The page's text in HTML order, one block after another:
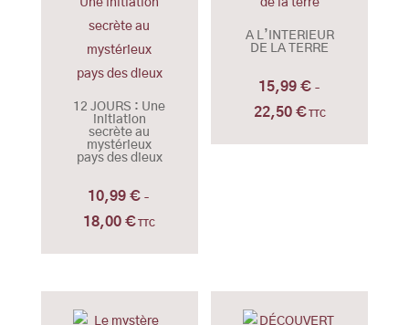
12 JOURS : Une
initiation
secrète au
mystérieux
pays des dieux
10,99€ –
18,00€ Plage
10,99 €
à
TTC
A L’INTERIEUR
DE LA TERRE
15,99 € –
22,50 €Plage
TTC